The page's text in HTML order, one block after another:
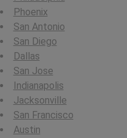
Phoenix
San Antonio
San Diego
Dallas
San Jose
Indianapolis
Jacksonville
San Francisco
Austin